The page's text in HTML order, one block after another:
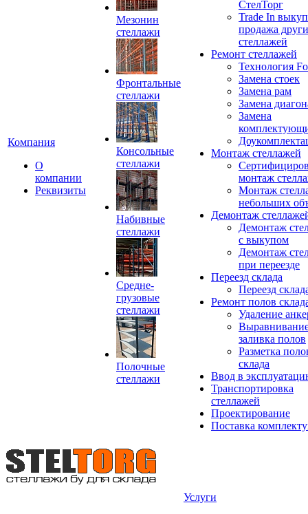
Компания
О
компании
Реквизиты
Мезонин
стеллажи
Фронтальные
стеллажи
Консольные
стеллажи
Набивные
стеллажи
Средне-
грузовые
стеллажи
Полочные
стеллажи
СтелТорг
Trade In
продажа
стеллажей
Ремонт стеллажей
Технология
Замена стоек
Замена рам
Замена
Замена
Монтаж стеллажей
монтаж
Монтаж
небольших
Демонтаж
Демонтаж
с выкупом
Демонтаж
при переезде
Переезд склада
Переезд
Ремонт полов
Удаление
заливка полов
Разметка
склада
Ввод в
Транспортировка
стеллажей
Проектирование
Поставка
Услуги